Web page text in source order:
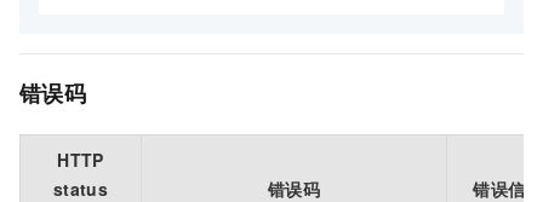
错误码
HTTP
status
错误码 错误信息